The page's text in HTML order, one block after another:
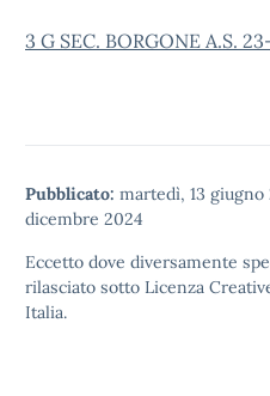
3 G SEC. BORGONE A.S.
Pubblicato: martedì, 13 giugno
dicembre 2024
Eccetto dove diversamente
rilasciato sotto Licenza
Italia.